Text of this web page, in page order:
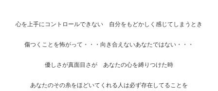
心を上手にコントロールできない 自分をもどかしく感じてしまうとき
傷つくことを怖がって・・・向き合えないあなたではない・・・
優しさが真面目さが あなたの心を縛りつけた時
あなたのその糸をほどいてくれる人は必ず存在してることを